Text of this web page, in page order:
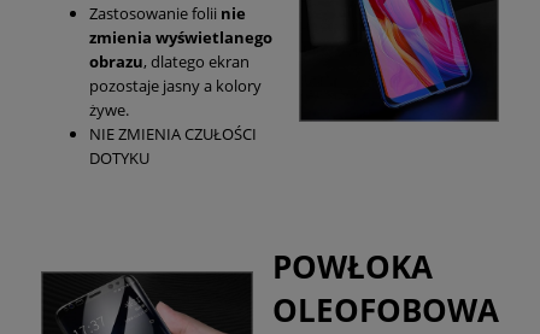
Zastosowanie folii nie
zmienia wyświetlanego
obrazu, dlatego ekran
pozostaje jasny a kolory
żywe.
NIE ZMIENIA CZUŁOŚCI
DOTYKU
POWŁOKA
OLEOFOBOWA